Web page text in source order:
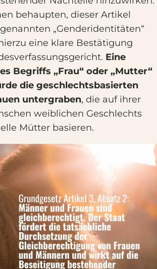
behaupten, dieser Artikel
„Genderidentitäten“
eine klare Bestätigung
Eine
Begriffs „Frau“ oder „Mutter“
die geschlechtsbasierten
untergraben, die auf ihrer
weiblichen Geschlechts
Mütter basieren.